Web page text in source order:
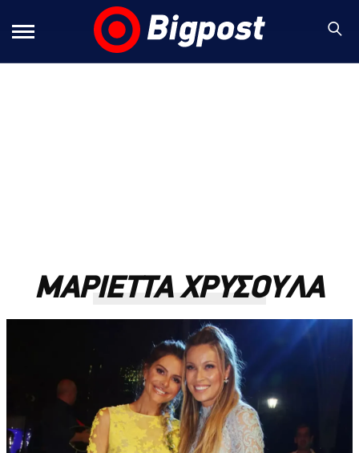
ΜΑΡΙΕΤΤΑ ΧΡΥΣΟΥΛΑ